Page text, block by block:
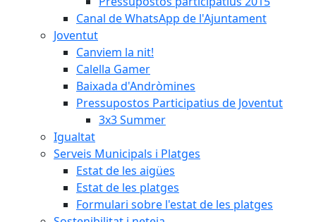
Canal de WhatsApp de l'Ajuntament
Joventut
Canviem la nit!
Calella Gamer
Baixada d'Andròmines
Pressupostos Participatius de Joventut
3x3 Summer
Igualtat
Serveis Municipals i Platges
Estat de les aigües
Estat de les platges
Formulari sobre l'estat de les platges